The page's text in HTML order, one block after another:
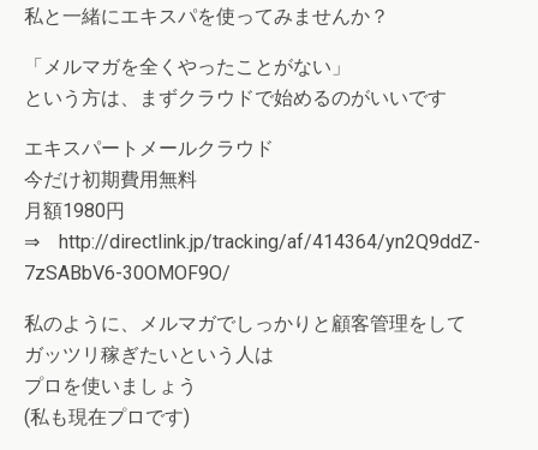
私と一緒にエキスパを使ってみませんか？
「メルマガを全くやったことがない」
という方は、まずクラウドで始めるのがいいです
エキスパートメールクラウド
今だけ初期費用無料
月額1980円
⇒ http://directlink.jp/tracking/af/414364/yn2Q9ddZ-
7zSABbV6-30OMOF9O/
私のように、メルマガでしっかりと顧客管理をして
ガッツリ稼ぎたいという人は
プロを使いましょう
(私も現在プロです)